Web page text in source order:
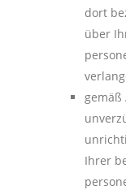
dort
über
gemäß
Ihrer